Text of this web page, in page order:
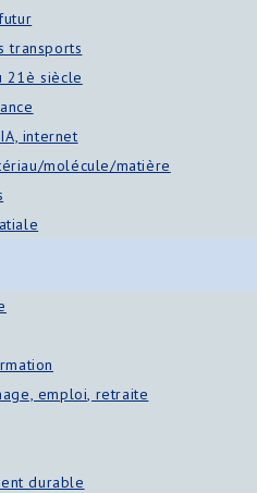
transports
21è siècle
internet
molécule/matière
emploi, retraite
durable